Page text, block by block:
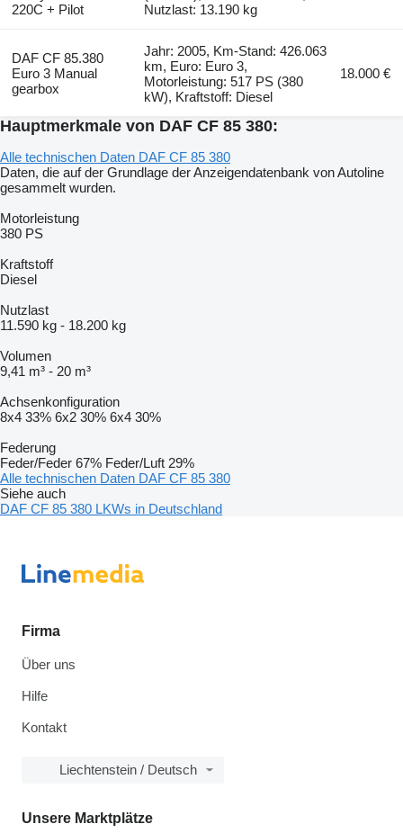
220C + Pilot
Nutzlast: 13.190 kg
DAF CF 85.380
Euro 3 Manual
gearbox
Jahr: 2005, Km-Stand: 426.063
km, Euro: Euro 3,
Motorleistung: 517 PS (380
kW), Kraftstoff: Diesel
18.000 €
Hauptmerkmale von DAF CF 85 380:
Alle technischen Daten DAF CF 85 380
Daten, die auf der Grundlage der Anzeigendatenbank von Autoline
gesammelt wurden.
Motorleistung
380 PS
Kraftstoff
Diesel
Nutzlast
11.590 kg - 18.200 kg
Volumen
9,41 m³ - 20 m³
Achsenkonfiguration
8x4 33% 6x2 30% 6x4 30%
Federung
Feder/Feder 67% Feder/Luft 29%
Alle technischen Daten DAF CF 85 380
Siehe auch
DAF CF 85 380 LKWs in Deutschland
Firma
Über uns
Hilfe
Kontakt
Liechtenstein / Deutsch
Unsere Marktplätze